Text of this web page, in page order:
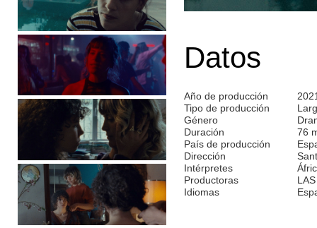
Datos
Año de producción
Tipo de producción
Género
Duración
76
País de producción
Dirección
Intérpretes
Productoras
Idiomas